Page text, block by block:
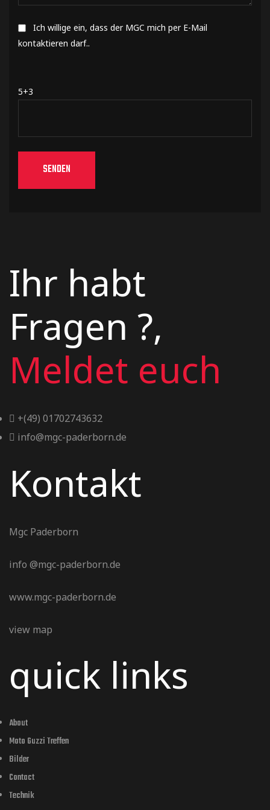
Ich willige ein, dass der MGC mich per E-Mail
kontaktieren darf..
5+3
Ihr habt
Fragen ?,
Meldet euch
+(49) 01702743632
info@mgc-paderborn.de
Kontakt
Mgc Paderborn
info @mgc-paderborn.de
www.mgc-paderborn.de
view map
quick links
About
Moto Guzzi Treffen
Bilder
Contact
Technik